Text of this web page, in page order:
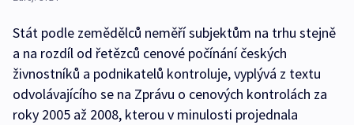
Stát podle zemědělců neměří subjektům na trhu stejně
a na rozdíl od řetězců cenové počínání českých
živnostníků a podnikatelů kontroluje, vyplývá z textu
odvolávajícího se na Zprávu o cenových kontrolách za
roky 2005 až 2008, kterou v minulosti projednala